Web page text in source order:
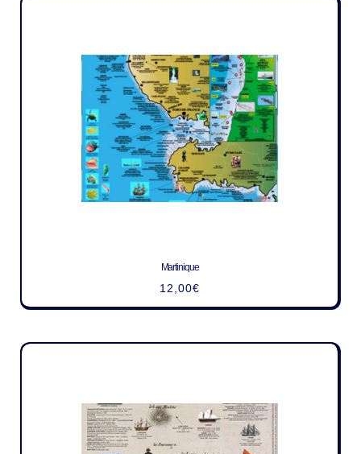
Martinique
12,00€